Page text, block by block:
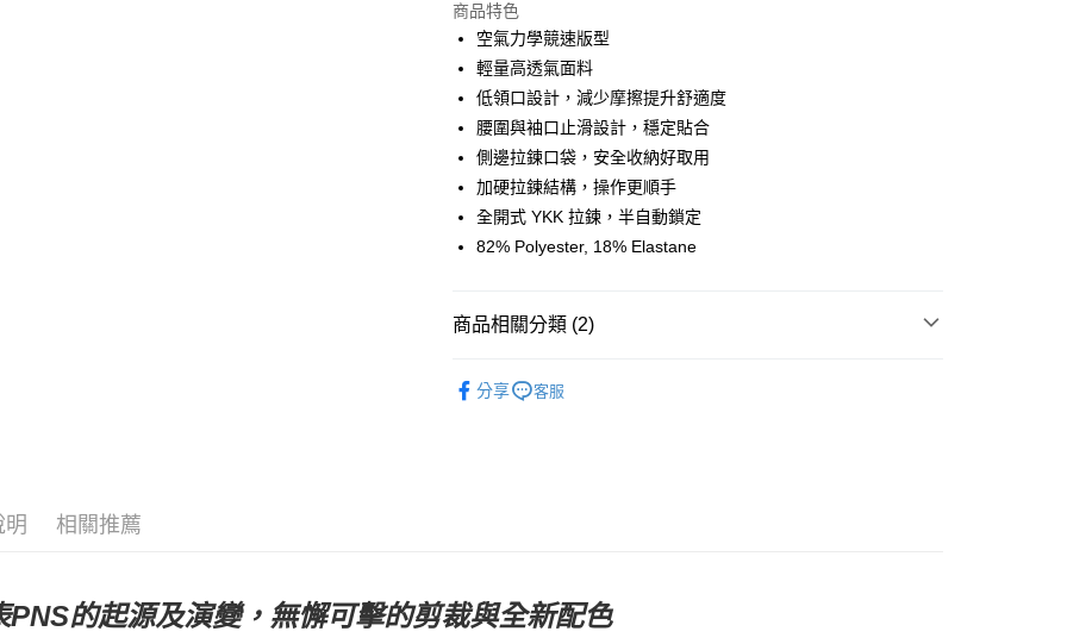
Google Pay
運送方式
全家店到店
每筆NT$80，滿NT$10,000(含以上)免運費
付款後全家取貨
每筆NT$80，滿NT$10,000(含以上)免運費
每筆NT$80，滿NT$10,000(含以上)免運費
每筆NT$80，滿NT$10,000(含以上)免運費
商品特色
空氣力學競速版型
輕量高透氣面料
低領口設計，減少摩擦提升舒適度
腰圍與袖口止滑設計，穩定貼合
側邊拉鍊口袋，安全收納好取用
加硬拉鍊結構，操作更順手
全開式 YKK 拉鍊，半自動鎖定
82% Polyester, 18% Elastane
商品相關分類 (2)
分享 客服
明 相關推薦
PNS的起源及演變，無懈可擊的剪裁與全新配色